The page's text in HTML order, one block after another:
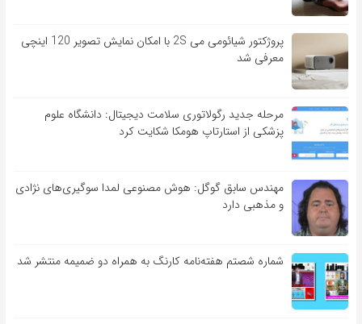
پروژکتور شیائومی می 2S با امکان نمایش تصویر 120 اینچی
معرفی شد
مرحله جدید رگولاتوری سلامت دیجیتال: دانشگاه علوم
پزشکی از استارتاپ هومکا شکایت کرد
مهندس سابق گوگل: هوش مصنوعی لمدا سوگیری‌های نژادی
و مذهبی دارد
شماره شصتم هفته‌نامه کارنگ به همراه دو ضمیمه منتشر شد